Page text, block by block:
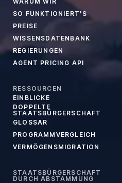
SO FUNKTIONIERT'S
PREISE
WISSENSDATENBANK
REGIERUNGEN
AGENT PRICING API
RESSOURCEN
EINBLICKE
DOPPELTE
STAATSBÜRGERSCHAFT
GLOSSAR
PROGRAMMVERGLEICH
VERMÖGENSMIGRATION
STAATSBÜRGERSCHAFT
DURCH ABSTAMMUNG